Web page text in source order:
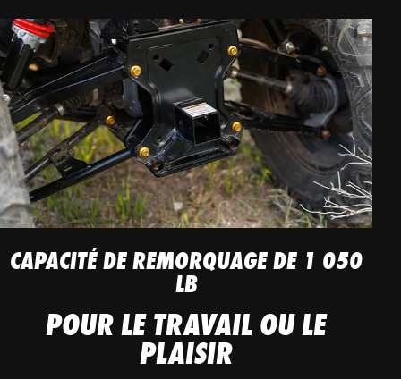
CAPACITÉ DE REMORQUAGE DE 1 050
LB
POUR LE TRAVAIL OU LE
PLAISIR